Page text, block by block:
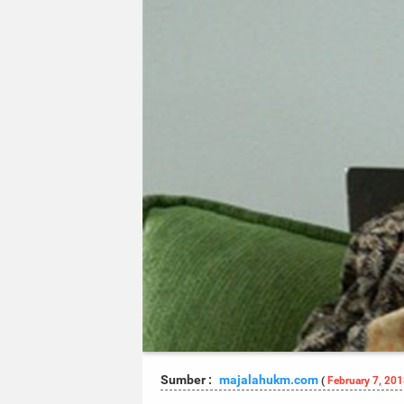
Sumber : majalahukm.com ( February 7,